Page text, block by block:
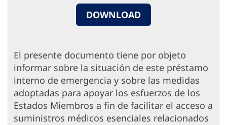
DOWNLOAD
El presente documento tiene por objeto
informar sobre la situación de este préstamo
interno de emergencia y sobre las medidas
adoptadas para apoyar los esfuerzos de los
Estados Miembros a fin de facilitar el acceso a
suministros médicos esenciales relacionados